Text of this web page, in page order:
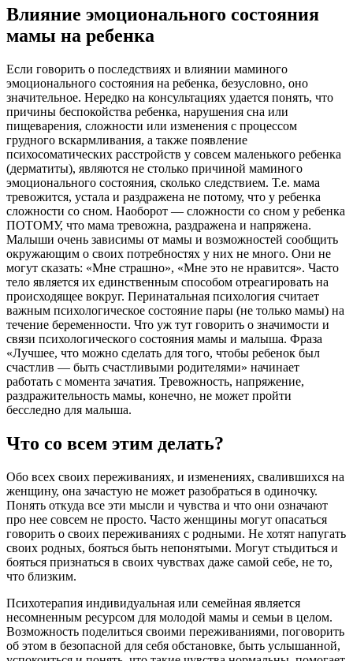
Влияние эмоционального состояния
мамы на ребенка
Если говорить о последствиях и влиянии маминого
эмоционального состояния на ребенка, безусловно, оно
значительное. Нередко на консультациях удается понять, что
причины беспокойства ребенка, нарушения сна или
пищеварения, сложности или изменения с процессом
грудного вскармливания, а также появление
психосоматических расстройств у совсем маленького ребенка
(дерматиты), являются не столько причиной маминого
эмоционального состояния, сколько следствием. Т.е. мама
тревожится, устала и раздражена не потому, что у ребенка
сложности со сном. Наоборот — сложности со сном у ребенка
ПОТОМУ, что мама тревожна, раздражена и напряжена.
Малыши очень зависимы от мамы и возможностей сообщить
окружающим о своих потребностях у них не много. Они не
могут сказать: «Мне страшно», «Мне это не нравится». Часто
тело является их единственным способом отреагировать на
происходящее вокруг. Перинатальная психология считает
важным психологическое состояние пары (не только мамы) на
течение беременности. Что уж тут говорить о значимости и
связи психологического состояния мамы и малыша. Фраза
«Лучшее, что можно сделать для того, чтобы ребенок был
счастлив — быть счастливыми родителями» начинает
работать с момента зачатия. Тревожность, напряжение,
раздражительность мамы, конечно, не может пройти
бесследно для малыша.
Что со всем этим делать?
Обо всех своих переживаниях, и изменениях, свалившихся на
женщину, она зачастую не может разобраться в одиночку.
Понять откуда все эти мысли и чувства и что они означают
про нее совсем не просто. Часто женщины могут опасаться
говорить о своих переживаниях с родными. Не хотят напугать
своих родных, бояться быть непонятыми. Могут стыдиться и
бояться признаться в своих чувствах даже самой себе, не то,
что близким.
Психотерапия индивидуальная или семейная является
несомненным ресурсом для молодой мамы и семьи в целом.
Возможность поделиться своими переживаниями, поговорить
об этом в безопасной для себя обстановке, быть услышанной,